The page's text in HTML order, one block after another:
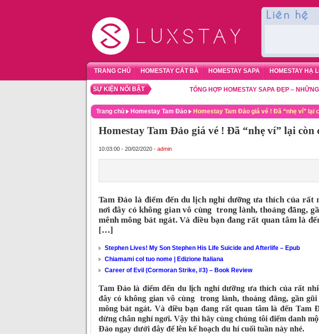
TRANG CHỦ HOMESTAY CÁT BÀ HOMESTAY SAPA HOMESTAY HẠ
SỰ KIỆN NỔI BẬT TỔNG HỢP HOMESTAY SAPA ĐẸP – NHỮNG ĐIỂM
Trang chủ Homestay Tam Đảo Homestay Tam Đảo giá vé ! Đã “nhẹ ví” lại
Homestay Tam Đảo giá vé ! Đã “nhẹ ví” lại còn
10:03:00 - 20/02/2020 - admin
Tam Đảo là điểm đến du lịch nghỉ dưỡng ưa thích của rất
nơi đây có không gian vô cùng trong lành, thoáng đãng,
mênh mông bát ngát. Và điều bạn đang rất quan tâm là
[…]
Stephen Lives! My Son Stephen His Life Suicide and Afterlife – Epub
Chiamami col tuo nome | Edizione Italiana
Career of Evil (Cormoran Strike, #3) – Book Review
Tam Đảo là điểm đến du lịch nghỉ dưỡng ưa thích của rất
đây có không gian vô cùng trong lành, thoáng đãng, gần
mông bát ngát. Và điều bạn đang rất quan tâm là đến Tam
dừng chân nghỉ ngơi. Vậy thì hãy cùng chúng tôi điểm danh
Đảo ngay dưới đây để lên kế hoạch du hí cuối tuần này nhé.